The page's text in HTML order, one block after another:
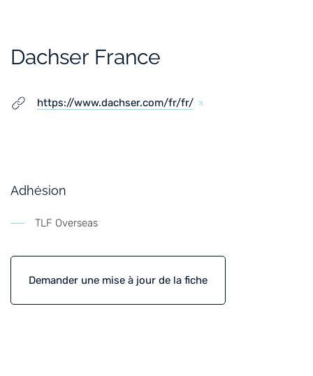
Dachser France
https://www.dachser.com/fr/fr/
Adhésion
TLF Overseas
Demander une mise à jour de la fiche